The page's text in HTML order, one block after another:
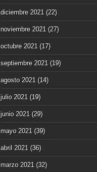
diciembre 2021 (22)
noviembre 2021 (27)
octubre 2021 (17)
septiembre 2021 (19)
agosto 2021 (14)
julio 2021 (19)
junio 2021 (29)
mayo 2021 (39)
abril 2021 (36)
marzo 2021 (32)